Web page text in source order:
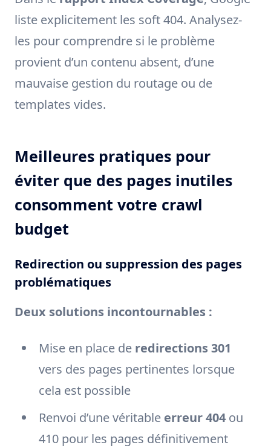
liste explicitement les soft 404. Analysez-
les pour comprendre si le problème
provient d’un contenu absent, d’une
mauvaise gestion du routage ou de
templates vides.
Meilleures pratiques pour
éviter que des pages inutiles
consomment votre crawl
budget
Redirection ou suppression des pages
problématiques
Deux solutions incontournables :
Mise en place de redirections 301
vers des pages pertinentes lorsque
cela est possible
Renvoi d’une véritable erreur 404 ou
410 pour les pages définitivement